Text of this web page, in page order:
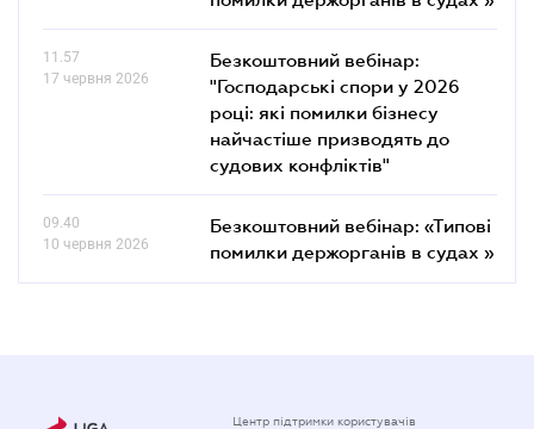
11.57
17 червня 2026
Безкоштовний вебінар:
"Господарські спори у 2026
році: які помилки бізнесу
найчастіше призводять до
судових конфліктів"
09.40
10 червня 2026
Безкоштовний вебінар: «Типові
помилки держорганів в судах »
Центр підтримки користувачів